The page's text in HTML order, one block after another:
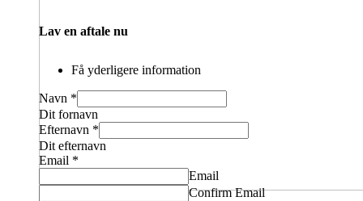
Lav en aftale nu
Få yderligere information
Navn *
Dit fornavn
Efternavn *
Dit efternavn
Email *
Email
Confirm Email